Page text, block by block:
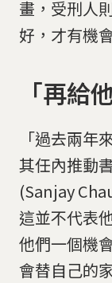
畫，受刑人
好，才有機
「再給
「過去兩年
其任內推動
(Sanjay
這並不代表
他們一個機
會替自己的